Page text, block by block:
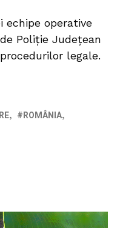
echipe operative
Poliție Județean
legale.
ROMÂNIA